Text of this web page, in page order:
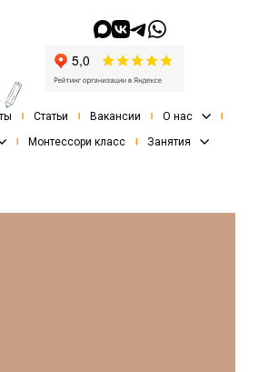
Статьи Вакансии
О нас
Монтессори класс Занятия